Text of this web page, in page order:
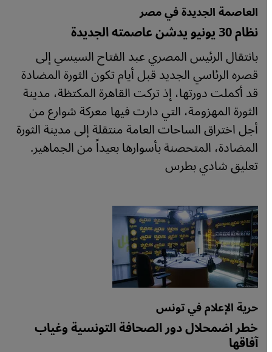
العاصمة الجديدة في مصر
نظام 30 يونيو يدشن عاصمته الجديدة
بانتقال الرئيس المصري عبد الفتاح السيسي إلى
قصره الرئاسي الجديد قبل أيام تكون الثورة المضادة
قد أكملت دورتها، إذ تركت القاهرة المكتظة، مدينة
الثورة المهزومة، التي دارت فيها معركة شوارع من
أجل اختراق الساحات العامة منتقلة إلى مدينة الثورة
المضادة، المتحصنة بأسوارها بعيداً من الجماهير.
تعليق شادي بطرس
حرية الإعلام في تونس
خطر اضمحلال دور الصحافة التونسية وغياب
آفاقها